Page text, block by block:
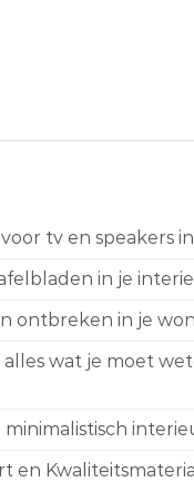
tv en speakers
in je
ontbreken in je
wat je moet
en